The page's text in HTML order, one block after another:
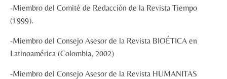
-Miembro del Comité de Redacción de la Revista Tiempo
(1999).
-Miembro del Consejo Asesor de la Revista BIOÉTICA en
Latinoamérica (Colombia, 2002)
-Miembro del Consejo Asesor de la Revista HUMANITAS